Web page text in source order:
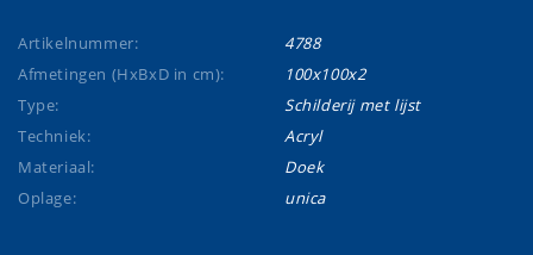
Artikelnummer:
4788
Afmetingen (HxBxD in cm):
100x100x2
Type:
Schilderij met lijst
Techniek:
Acryl
Materiaal:
Doek
Oplage:
unica